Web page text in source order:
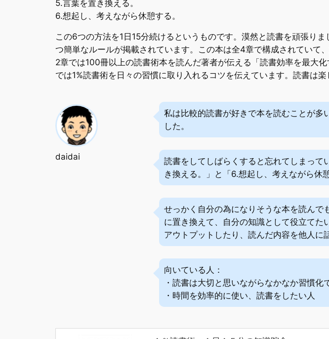
5.言葉を置き換える。
6.想起し、考えながら休憩する。
この6つの方法を1日15分続けるというものです。漠然と読書を頑張り
つ簡単なルールが掲載されています。この本は全4章で構成されていて
2章では100冊以上の読書術本を読んだ著者が伝える「読書効率を最大
では1%読書術を日々の習慣に取り入れるコツを伝えています。読書は
daidai
私は比較的読書が好きで本を読むことが
した。
読書をしてしばらくすると忘れてしまっ
き換える。」と「6.想起し、考えながら休
せっかく自分の為になりそうな本を読ん
に置き換えて、自分の知識として役立てた
アウトプットしたり、読んだ内容を他人に
向いている人：
・読書は大切と思いながらなかなか習慣化
・時間を効率的に使い、読書をしたい人